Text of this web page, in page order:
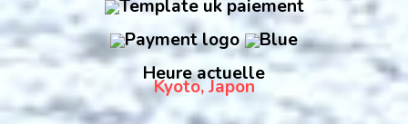
Heure actuelle
Kyoto, Japon